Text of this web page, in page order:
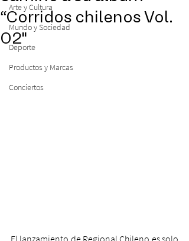
Arte y Cultura
Mundo y Sociedad
Deporte
Productos y Marcas
Conciertos
“Corridos chilenos Vol.
02"
El lanzamiento de Regional Chileno es solo